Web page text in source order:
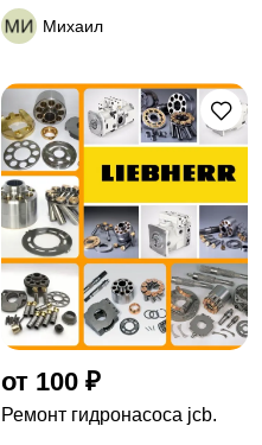
Михаил
от 100 ₽
Ремонт гидронасоса jcb.